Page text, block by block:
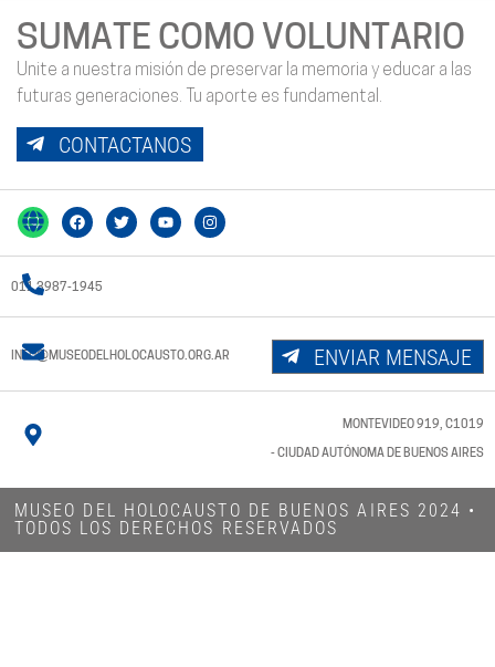
SUMATE COMO VOLUNTARIO
Unite a nuestra misión de preservar la memoria y educar a las
futuras generaciones. Tu aporte es fundamental.
CONTACTANOS
011 3987-1945
INFO@MUSEODELHOLOCAUSTO.ORG.AR ENVIAR MENSAJE
MONTEVIDEO 919, C1019
- CIUDAD AUTÓNOMA DE BUENOS AIRES
MUSEO DEL HOLOCAUSTO DE BUENOS AIRES 2024​ •
TODOS LOS DERECHOS RESERVADOS